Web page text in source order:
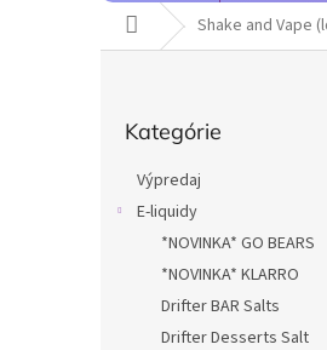
DomovShake and Vape
kategórie
Kategórie
Výpredaj
E-liquidy
*NOVINKA* GO BEARS
*NOVINKA* KLARRO
Drifter BAR Salts
Drifter Desserts Salt